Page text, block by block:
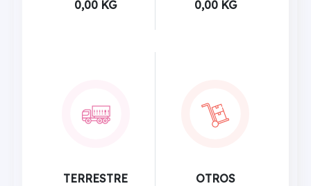
0,00 KG 0,00 KG
TERRESTRE OTROS